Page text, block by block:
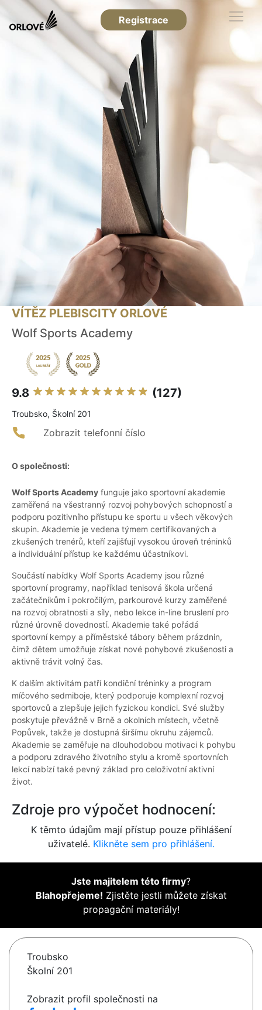
Registrace
VÍTĚZ PLEBISCITY ORLOVÉ
Wolf Sports Academy
9.8 (127)
Troubsko, Školní 201
Zobrazit telefonní číslo
O společnosti:
Wolf Sports Academy funguje jako sportovní akademie
zaměřená na všestranný rozvoj pohybových schopností a
podporu pozitivního přístupu ke sportu u všech věkových
skupin. Akademie je vedena týmem certifikovaných a
zkušených trenérů, kteří zajišťují vysokou úroveň tréninků
a individuální přístup ke každému účastníkovi.
Součástí nabídky Wolf Sports Academy jsou různé
sportovní programy, například tenisová škola určená
začátečníkům i pokročilým, parkourové kurzy zaměřené
na rozvoj obratnosti a síly, nebo lekce in-line bruslení pro
různé úrovně dovedností. Akademie také pořádá
sportovní kempy a příměstské tábory během prázdnin,
čímž dětem umožňuje získat nové pohybové zkušenosti a
aktivně trávit volný čas.
K dalším aktivitám patří kondiční tréninky a program
míčového sedmiboje, který podporuje komplexní rozvoj
sportovců a zlepšuje jejich fyzickou kondici. Své služby
poskytuje převážně v Brně a okolních místech, včetně
Popůvek, takže je dostupná širšímu okruhu zájemců.
Akademie se zaměřuje na dlouhodobou motivaci k pohybu
a podporu zdravého životního stylu a kromě sportovních
lekcí nabízí také pevný základ pro celoživotní aktivní
život.
Zdroje pro výpočet hodnocení:
K těmto údajům mají přístup pouze přihlášení
uživatelé. Klikněte sem pro přihlášení.
Jste majitelem této firmy?
Blahopřejeme! Zjistěte jestli můžete získat
propagační materiály!
Troubsko
Školní 201
Zobrazit profil společnosti na